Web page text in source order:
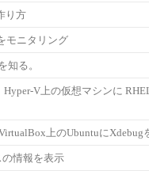
り方
モニタリング
知る。
Hyper-V上の仮想マシンに
上のUbuntuにXdebug
の情報を表示